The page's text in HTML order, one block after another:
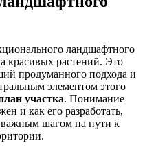
ландшафтного
красивых растений. Это
продуманного подхода и
элементом этого
участка. Понимание
и как его разработать,
шагом на пути к